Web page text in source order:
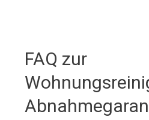
FAQ zur